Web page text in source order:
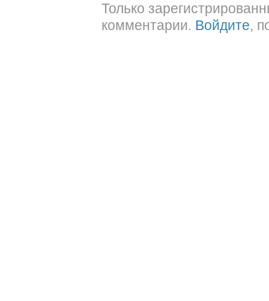
Только
комментарии. Войдите,